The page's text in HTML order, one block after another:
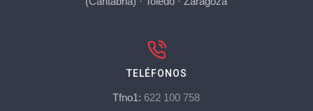
TELÉFONOS
Tfno1: 622 100 758